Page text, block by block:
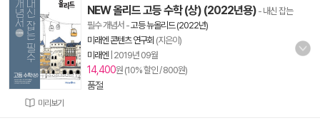
미리보기
NEW 올리드 고등 수학 (상) (2022년용) - 내신 잡는
필수 개념서 -고등 뉴올리드 (2022년)
미래엔 콘텐츠 연구회 (지은이)
미래엔 2019년 09월
14,400원 (10% 할인 / 800원)
품절